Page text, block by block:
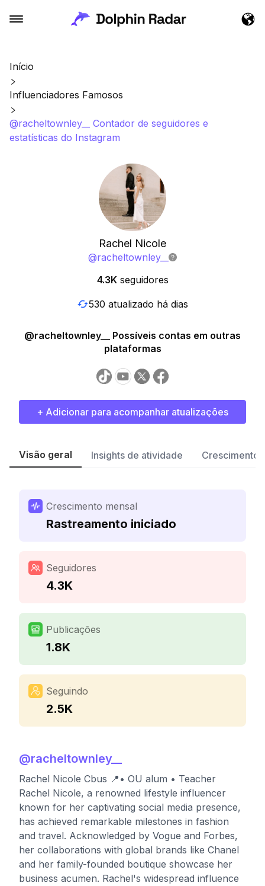
Início
Influenciadores Famosos
@racheltownley__ Contador de seguidores e
estatísticas do Instagram
Rachel Nicole
@racheltownley__
4.3K seguidores
530 atualizado há dias
@racheltownley__ Possíveis contas em outras
plataformas
+ Adicionar para acompanhar atualizações
Visão geral Insights de atividade Crescimento
Crescimento mensal
Rastreamento iniciado
Seguidores
4.3K
Publicações
1.8K
Seguindo
2.5K
@racheltownley__
Rachel Nicole Cbus 📍• OU alum • Teacher
Rachel Nicole, a renowned lifestyle influencer
known for her captivating social media presence,
has achieved remarkable milestones in fashion
and travel. Acknowledged by Vogue and Forbes,
her collaborations with global brands like Chanel
and her family-founded boutique showcase her
business acumen. Rachel's widespread influence